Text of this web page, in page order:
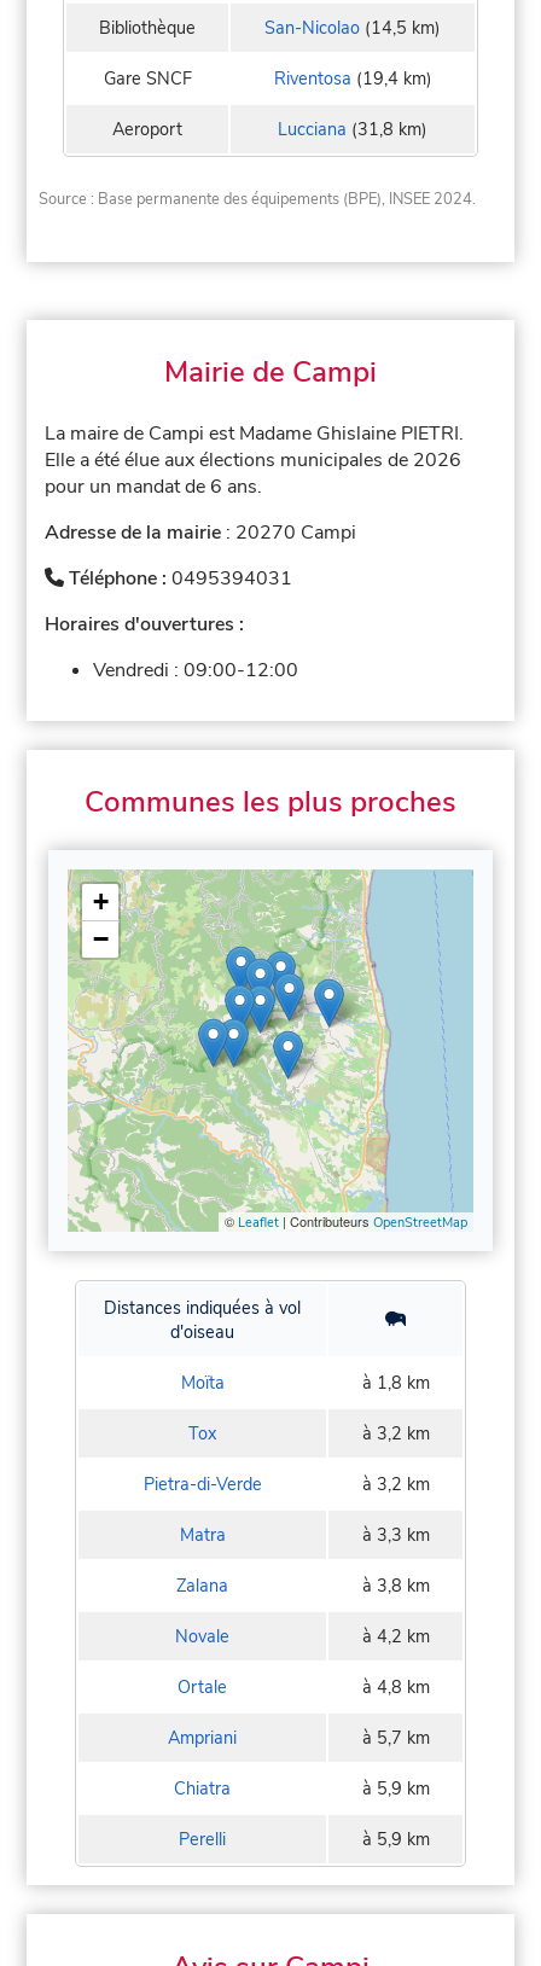
Bibliothèque San-Nicolao (14,5 km)
Gare SNCF Riventosa (19,4 km)
Aeroport Lucciana (31,8 km)
Source : Base permanente des équipements (BPE), INSEE 2024.
Mairie de Campi
La maire de Campi est Madame Ghislaine PIETRI.
Elle a été élue aux élections municipales de 2026
pour un mandat de 6 ans.
Adresse de la mairie : 20270 Campi
Téléphone :0495394031
Horaires d'ouvertures :
Vendredi :09:00-12:00
Communes les plus proches
+
−
© Leaflet| Contributeurs OpenStreetMap
Distances indiquées à vol
d'oiseau
Moïta à 1,8 km
Tox à 3,2 km
Pietra-di-Verde à 3,2 km
Matra à 3,3 km
Zalana à 3,8 km
Novale à 4,2 km
Ortale à 4,8 km
Ampriani à 5,7 km
Chiatra à 5,9 km
Perelli à 5,9 km